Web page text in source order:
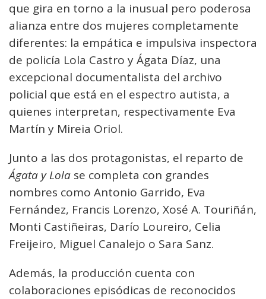
que gira en torno a la inusual pero poderosa
alianza entre dos mujeres completamente
diferentes: la empática e impulsiva inspectora
de policía Lola Castro y Ágata Díaz, una
excepcional documentalista del archivo
policial que está en el espectro autista, a
quienes interpretan, respectivamente Eva
Martín y Mireia Oriol.
Junto a las dos protagonistas, el reparto de
Ágata y Lola se completa con grandes
nombres como Antonio Garrido, Eva
Fernández, Francis Lorenzo, Xosé A. Touriñán,
Monti Castiñeiras, Darío Loureiro, Celia
Freijeiro, Miguel Canalejo o Sara Sanz.
Además, la producción cuenta con
colaboraciones episódicas de reconocidos